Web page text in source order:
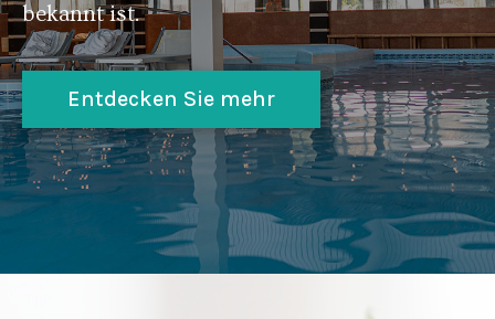
bekannt ist.
Entdecken Sie mehr